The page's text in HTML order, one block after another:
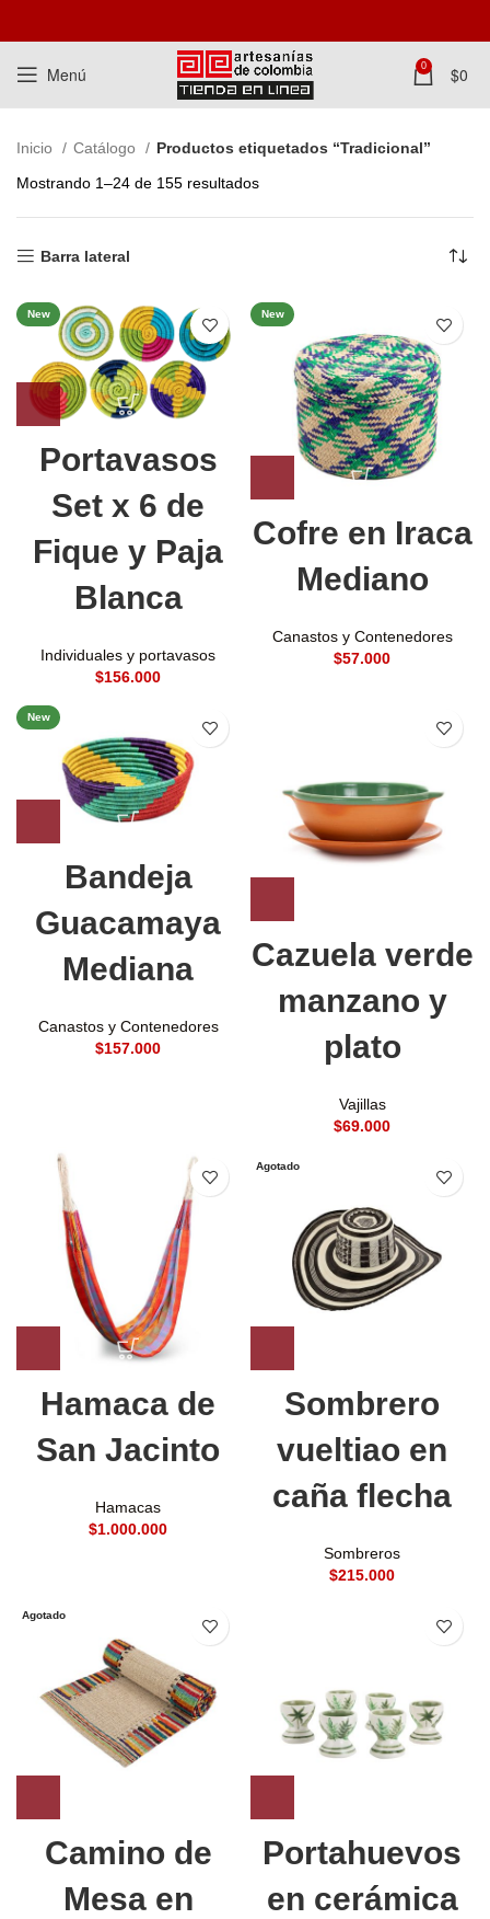
Menú 0 $0
Inicio Catálogo
Productos etiquetados “Tradicional”
Mostrando 1–24 de 155 resultados
Barra lateral
New
Portavasos
Set x 6 de
Fique y Paja
Blanca
Individuales y portavasos
$
New
Cofre en Iraca
Mediano
Canastos y Contenedores
$
New
Bandeja
Guacamaya
Mediana
Canastos y Contenedores
$
Cazuela verde
manzano y
plato
Vajillas
$
Hamaca de
San Jacinto
Hamacas
$
Agotado
Sombrero
vueltiao en
caña flecha
Sombreros
$
Agotado
Camino de
Mesa en
Portahuevos
en cerámica